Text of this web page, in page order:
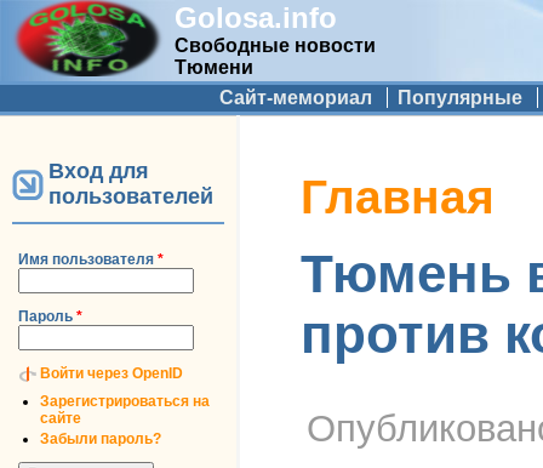
Golosa.info
Свободные новости
Тюмени
Дополнительное меню
Сайт-мемориал Популярные
Вход для
пользователей
Имя пользователя *
Пароль *
Войти через OpenID
Зарегистрироваться на
сайте
Забыли пароль?
Вы здесь
Главная
Тюмень
против